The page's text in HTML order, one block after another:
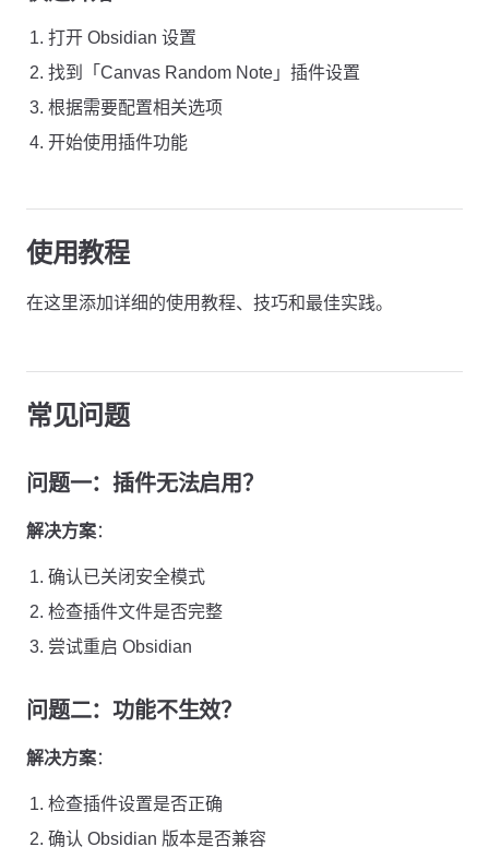
打开 Obsidian 设置
找到「Canvas Random Note」插件设置
根据需要配置相关选项
开始使用插件功能
使用教程
在这里添加详细的使用教程、技巧和最佳实践。
常见问题
问题一：插件无法启用？
解决方案：
确认已关闭安全模式
检查插件文件是否完整
尝试重启 Obsidian
问题二：功能不生效？
解决方案：
检查插件设置是否正确
确认 Obsidian 版本是否兼容